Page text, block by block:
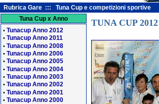
Rubrica Gare ::: Tuna Cup e competizioni sportive
Tuna Cup x Anno
• Tunacup Anno 2012
• Tunacup Anno 2011
• Tunacup Anno 2008
• Tunacup Anno 2006
• Tunacup Anno 2005
• Tunacup Anno 2004
• Tunacup Anno 2003
• Tunacup Anno 2002
• Tunacup Anno 2001
• Tunacup Anno 2000
TUNA CUP 2012